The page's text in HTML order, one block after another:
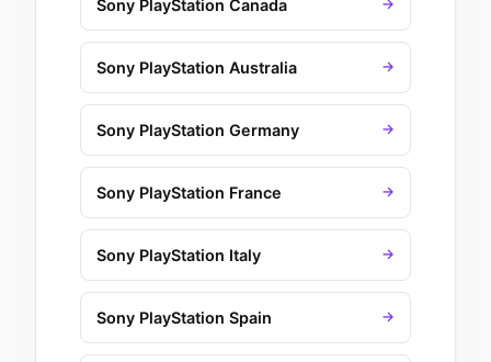
Sony PlayStation Canada →
Sony PlayStation Australia →
Sony PlayStation Germany →
Sony PlayStation France →
Sony PlayStation Italy →
Sony PlayStation Spain →